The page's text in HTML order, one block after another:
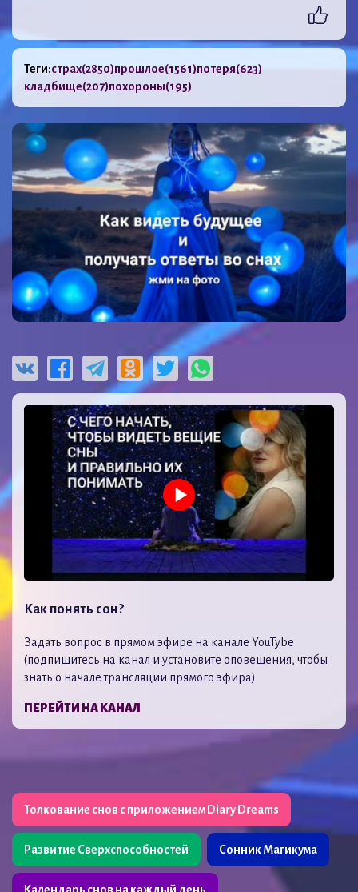
Теги:страх(2850)прошлое(1561)потеря(623)
кладбище(207)похороны(195)
Как понять сон?
Задать вопрос в прямом эфире на канале YouTybe
(подпишитесь на канал и установите оповещения, чтобы
знать о начале трансляции прямого эфира)
ПЕРЕЙТИ НА КАНАЛ
Толкование снов с приложением Diary Dreams
Развитие Сверхспособностей Сонник Магикума
Календарь снов на каждый день